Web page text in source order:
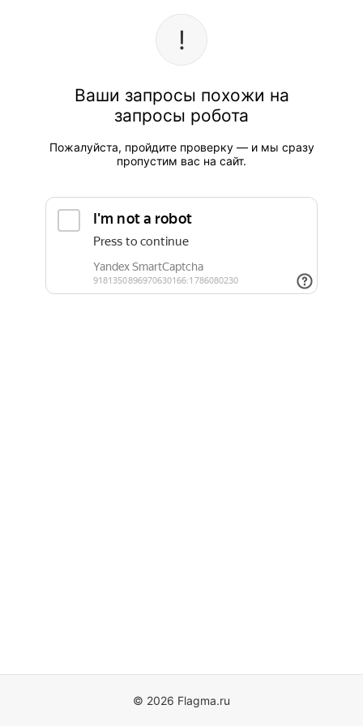
Ваши запросы похожи на
запросы робота
Пожалуйста, пройдите проверку — и мы сразу
пропустим вас на сайт.
© 2026 Flagma.ru